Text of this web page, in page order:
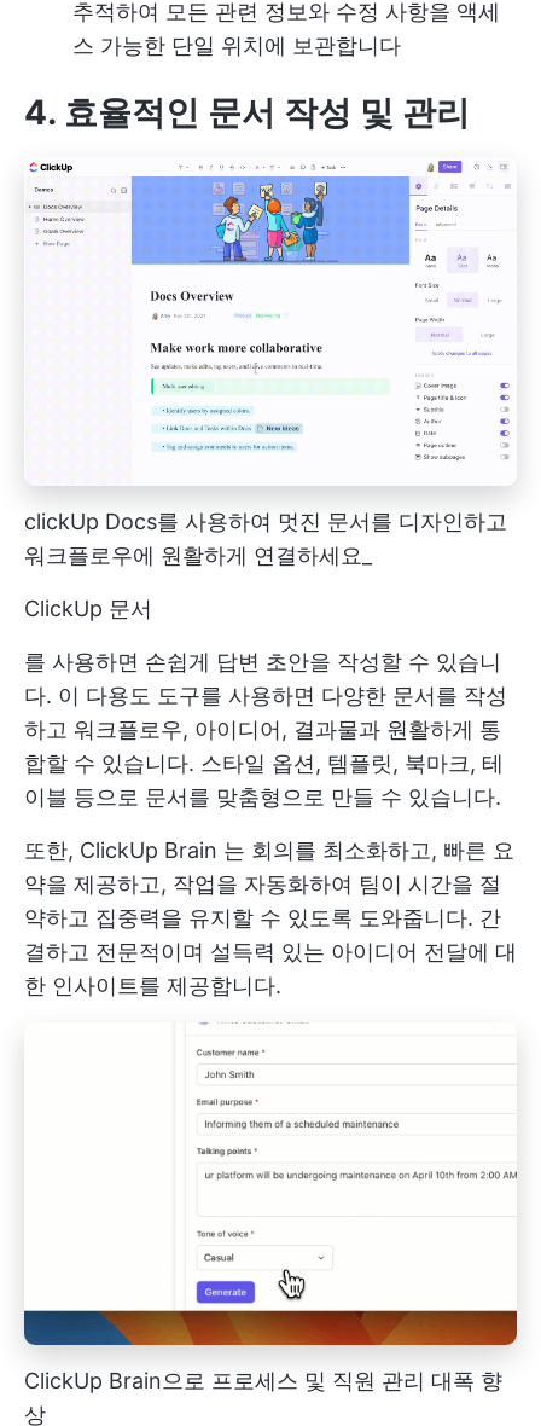
추적하여 모든 관련 정보와 수정 사항을 액세
스 가능한 단일 위치에 보관합니다
4. 효율적인 문서 작성 및 관리
clickUp Docs를 사용하여 멋진 문서를 디자인하고
워크플로우에 원활하게 연결하세요_
ClickUp 문서
를 사용하면 손쉽게 답변 초안을 작성할 수 있습니
다. 이 다용도 도구를 사용하면 다양한 문서를 작성
하고 워크플로우, 아이디어, 결과물과 원활하게 통
합할 수 있습니다. 스타일 옵션, 템플릿, 북마크, 테
이블 등으로 문서를 맞춤형으로 만들 수 있습니다.
또한, ClickUp Brain 는 회의를 최소화하고, 빠른 요
약을 제공하고, 작업을 자동화하여 팀이 시간을 절
약하고 집중력을 유지할 수 있도록 도와줍니다. 간
결하고 전문적이며 설득력 있는 아이디어 전달에 대
한 인사이트를 제공합니다.
ClickUp Brain으로 프로세스 및 직원 관리 대폭 향
상